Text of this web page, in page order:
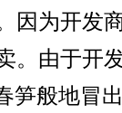
因为开发
。由于开
笋般地冒